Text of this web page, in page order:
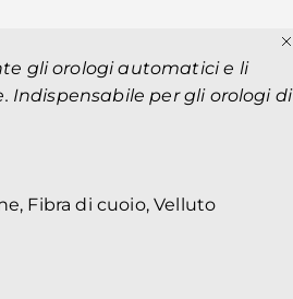
gli orologi automatici e li
Indispensabile per gli orologi di
Fibra di cuoio, Velluto